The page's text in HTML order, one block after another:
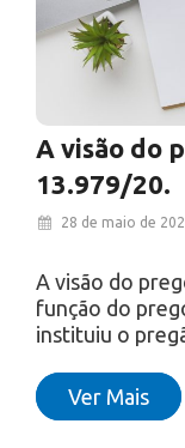
A visão do
13.979/20.
28 de maio de
A visão do
função do
instituiu o
Ver Mais